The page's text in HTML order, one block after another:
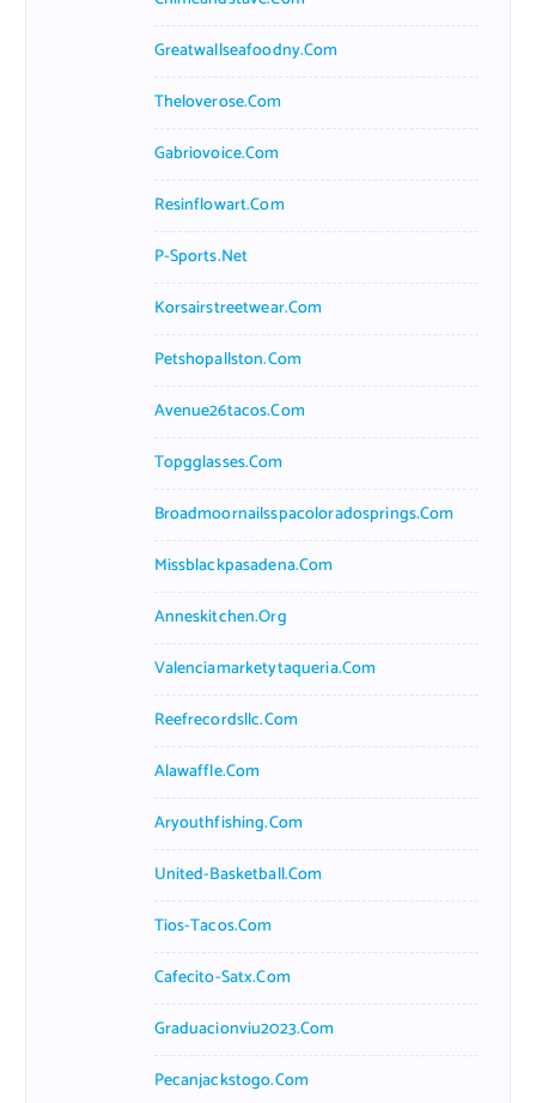
Greatwallseafoodny.com
Theloverose.com
Gabriovoice.com
Resinflowart.com
P-Sports.net
Korsairstreetwear.com
Petshopallston.com
Avenue26tacos.com
Topgglasses.com
Broadmoornailsspacoloradosprings.com
Missblackpasadena.com
Anneskitchen.org
Valenciamarketytaqueria.com
Reefrecordsllc.com
Alawaffle.com
Aryouthfishing.com
United-Basketball.com
Tios-Tacos.com
Cafecito-Satx.com
Graduacionviu2023.com
Pecanjackstogo.com